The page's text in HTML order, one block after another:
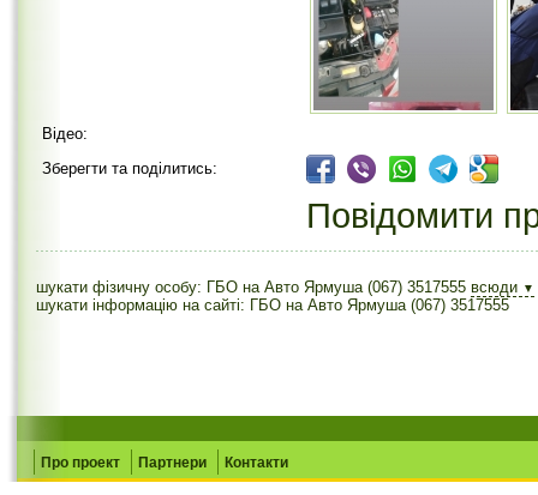
Відео:
Зберегти та поділитись:
Повідомити
шукати фізичну особу: ГБО на Авто Ярмуша (067) 3517555 всюди ▼
шукати інформацію на сайті: ГБО на Авто Ярмуша (067) 3517555
Про проект Партнери Контакти